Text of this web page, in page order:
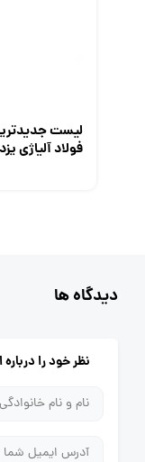
لیست
فولاد آلیاژی یزد | ۱۲ مرداد
دیدگاه ها
نظر خود را